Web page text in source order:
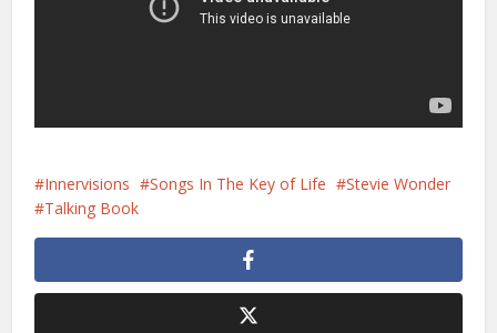
Innervisions Songs In The Key of Life
Stevie Wonder
Talking Book